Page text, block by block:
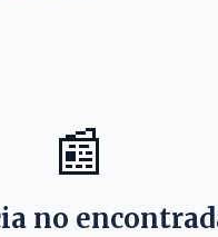
📰
no